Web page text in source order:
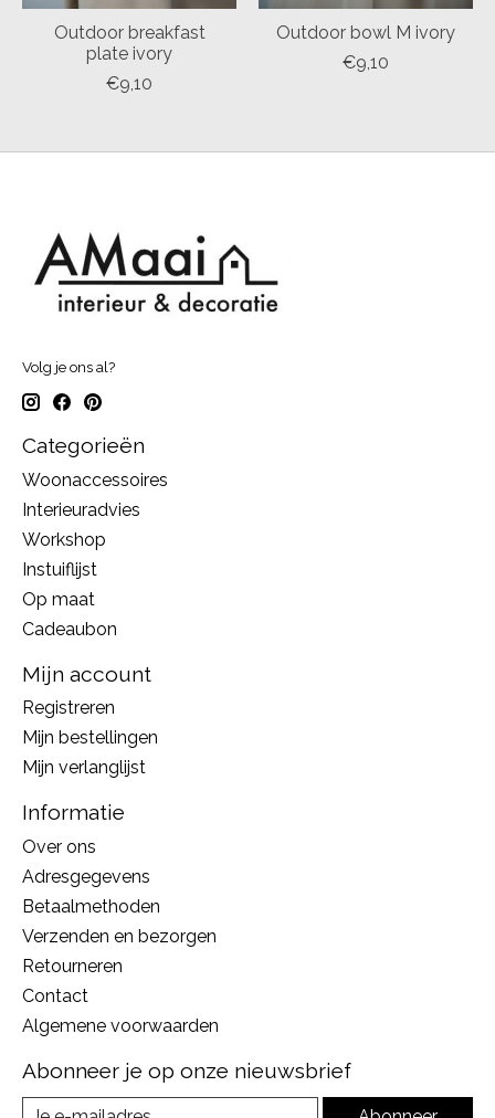
Outdoor breakfast
plate ivory
€9,10
Outdoor bowl M ivory
€9,10
Volg je ons al?
Categorieën
Woonaccessoires
Interieuradvies
Workshop
Instuiflijst
Op maat
Cadeaubon
Mijn account
Registreren
Mijn bestellingen
Mijn verlanglijst
Informatie
Over ons
Adresgegevens
Betaalmethoden
Verzenden en bezorgen
Retourneren
Contact
Algemene voorwaarden
Abonneer je op onze nieuwsbrief